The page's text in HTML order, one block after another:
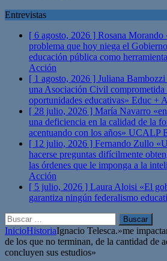
Entrevistas
[ 6 agosto, 2026 ] Rosana Morando
problema que hoy niega el
educación pública como
Acción
[ 1 agosto, 2026 ] Juliana
una Asociación Civil comprometida
oportunidades educativas» Educ +
[ 28 julio, 2026 ] María Navarro
una deficiencia en la calidad de la
acentuando con los años» UCALP
[ 12 julio, 2026 ] Fernando Zullo
hacerse preguntas difícilmente
las órdenes que le imponga a la
Acción
[ 5 julio, 2026 ] Laura Aloisi «El
garantiza ningún federalismo
Buscar:
InicioHistoriaIgnacio Telesca.»me
de los que no terminan, de la cantidad de
concluyen sus estudios»